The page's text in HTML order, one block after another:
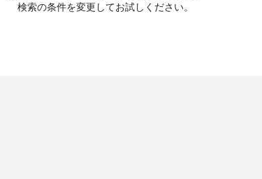
検索の条件を変更してお試しください。